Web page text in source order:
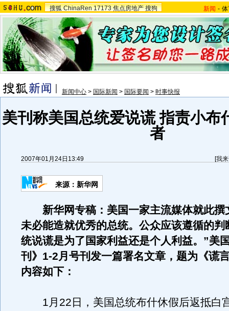
搜狐 ChinaRen 17173 焦点房地产 搜狗 新闻 -
新闻中心 > 国际新闻 > 国际要闻 > 时事快报
美刊称美国总统爱说谎 指责小布
者
2007年01月24日13:49 [我
来源：新华网
新华网专稿：美国一家主流媒体就此撰
未必能造就优秀的总统。公众应该遵循的判
统说谎是为了国家利益还是个人利益。”美
刊》1-2月号刊发一篇署名文章，题为《谎
内容如下：
1月22日，美国总统布什休假后返抵白